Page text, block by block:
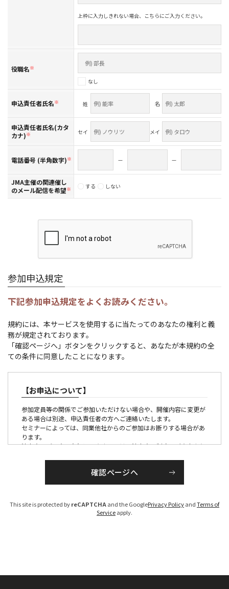
上枠に入力しきれない場合、こちらにご入力ください。
役職名※
なし
申込責任者氏名※ 姓 名
申込責任者氏名(カタ
カナ)※ セイ メイ
電話番号 (半角数字)※ — —
JMA主催の関連催し
のメール配信を希望※ する しない
参加申込規定
下記参加申込規定をよくお読みください。
規約には、本サービスを使用するに当たってのあなたの権利と義
務が規定されております。
「確認ページへ」ボタンをクリックすると、あなたが本規約の全
ての条件に同意したことになります。
【お申込について】
参加定員等の関係でご参加いただけない場合や、開催内容に変更が
ある場合は別途、申込責任者の方へご連絡いたします。
セミナーによっては、同業他社からのご参加はお断りする場合があ
ります。
法人会員ご入会の有無につきましては、法人会員制度のご案内より
【参加証・請求書の発行・発送について】
請求書は、各セミナー、大会ごとに発行のうえ各開催１か月前か
ら、PDFでお届けいたします。
This site is protected byreCAPTCHAand the GooglePrivacy PolicyandTerms of
Serviceapply.